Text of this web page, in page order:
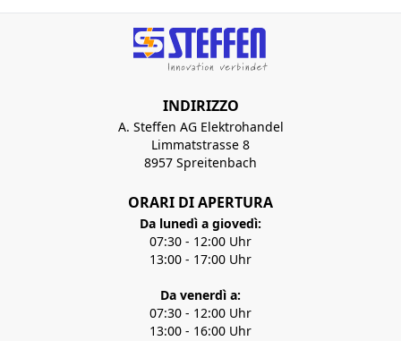
INDIRIZZO
A. Steffen AG Elektrohandel
Limmatstrasse 8
8957 Spreitenbach
ORARI DI APERTURA
Da lunedì a giovedì:
07:30 - 12:00 Uhr
13:00 - 17:00 Uhr
Da venerdì a:
07:30 - 12:00 Uhr
13:00 - 16:00 Uhr